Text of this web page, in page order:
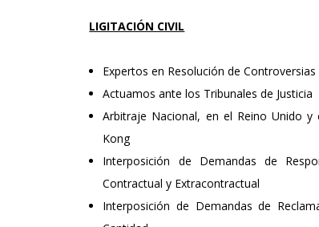
LIGITACIÓN CIVIL
Expertos en Resolución de Controversias
Actuamos ante los Tribunales de Justicia
Arbitraje Nacional, en el Reino Unido y
Kong
Interposición de Demandas de
Contractual y Extracontractual
Interposición de Demandas de